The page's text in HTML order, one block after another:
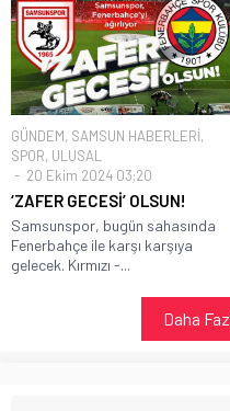
GÜNDEM, SAMSUN HABERLERİ,
SPOR, ULUSAL
20 Ekim 2024 03:20
‘ZAFER GECESİ’ OLSUN!
Samsunspor, bugün sahasında
Fenerbahçe ile karşı karşıya
gelecek. Kırmızı -...
Daha